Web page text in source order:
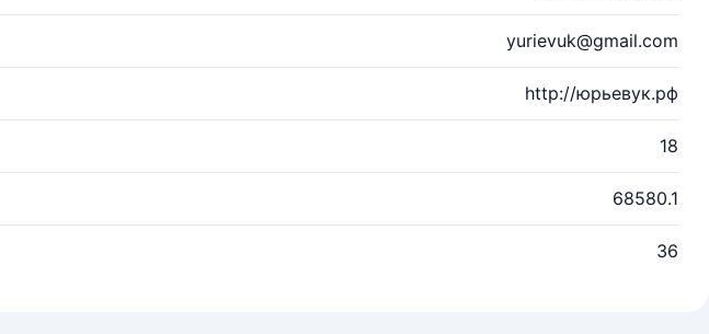
yurievuk@gmail.com
http://юрьевук.рф
18
68580.1
36